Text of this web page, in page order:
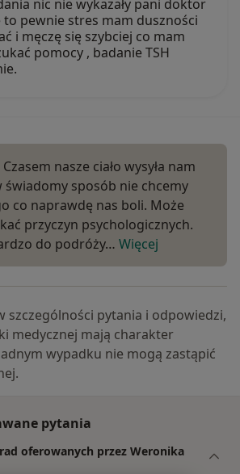
nic nie wykazały pani doktor
to pewnie stres mam duszności
i męczę się szybciej co mam
pomocy , badanie TSH
nasze ciało wysyła nam
świadomy sposób nie chcemy
co naprawdę nas boli. Może
przyczyn psychologicznych.
do podróży… Więcej
szczególności pytania i odpowiedzi,
medycznej mają charakter
wypadku nie mogą zastąpić
pytania
oferowanych przez Weronika